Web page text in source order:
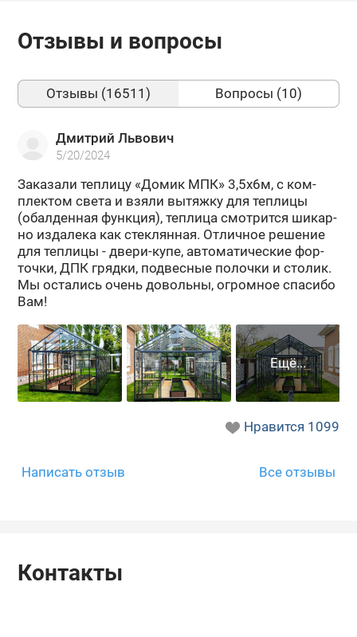
Отзывы и вопросы
Отзывы (16511) Вопросы (10)
Дмитрий Львович
5/20/2024
За­ка­за­ли теп­ли­цу «Домик МПК» 3,5х6м, с ком­
плек­том света и взяли вы­тяж­ку для теп­ли­цы
(обал­ден­ная функ­ция), теп­ли­ца смот­рит­ся ши­кар­
но из­да­ле­ка как стек­лян­ная. От­лич­ное ре­ше­ние
для теп­ли­цы - двери-​купе, ав­то­ма­ти­че­ские фор­
точ­ки, ДПК гряд­ки, под­вес­ные по­лоч­ки и сто­лик.
Мы оста­лись очень до­воль­ны, огром­ное спа­си­бо
Вам!
Нравится 1099
Написать отзыв Все отзывы
Контакты